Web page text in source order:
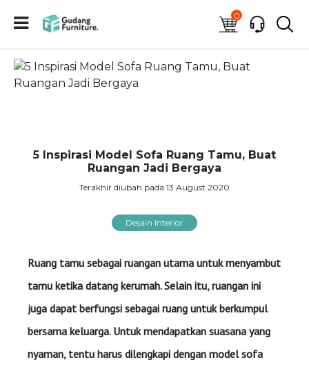
0
5 Inspirasi Model Sofa Ruang Tamu, Buat
Ruangan Jadi Bergaya
Terakhir diubah pada 13 August 2020
Desain Interior
Ruang tamu sebagai ruangan utama untuk menyambut
tamu ketika datang kerumah. Selain itu, ruangan ini
juga dapat berfungsi sebagai ruang untuk berkumpul
bersama keluarga. Untuk mendapatkan suasana yang
nyaman, tentu harus dilengkapi dengan model sofa